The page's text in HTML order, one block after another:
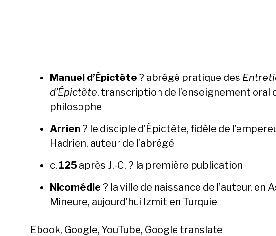
Manuel d’Épic­tète ? abrégé pra­tique des
d’Épic­tète, tran­scrip­tion de l’en­seigne­ment oral
philosophe
Arrien ? le dis­ci­ple d’Épic­tète, fidèle de
Hadrien, auteur de l’abrégé
c. 125 après J.-C. ? la pre­mière pub­li­ca­tion
Nicomédie ? la ville de nais­sance de l’au­teur, en
Mineure, aujourd’hui Izmit en Turquie
Ebook, Google, YouTube, Google translate